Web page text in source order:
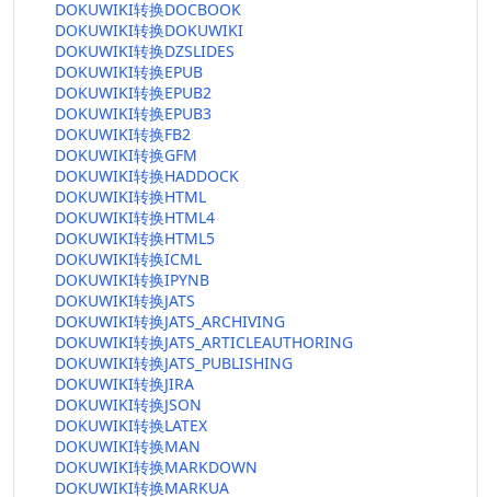
DOKUWIKI转换DOCBOOK
DOKUWIKI转换DOKUWIKI
DOKUWIKI转换DZSLIDES
DOKUWIKI转换EPUB
DOKUWIKI转换EPUB2
DOKUWIKI转换EPUB3
DOKUWIKI转换FB2
DOKUWIKI转换GFM
DOKUWIKI转换HADDOCK
DOKUWIKI转换HTML
DOKUWIKI转换HTML4
DOKUWIKI转换HTML5
DOKUWIKI转换ICML
DOKUWIKI转换IPYNB
DOKUWIKI转换JATS
DOKUWIKI转换JATS_ARCHIVING
DOKUWIKI转换JATS_ARTICLEAUTHORING
DOKUWIKI转换JATS_PUBLISHING
DOKUWIKI转换JIRA
DOKUWIKI转换JSON
DOKUWIKI转换LATEX
DOKUWIKI转换MAN
DOKUWIKI转换MARKDOWN
DOKUWIKI转换MARKUA